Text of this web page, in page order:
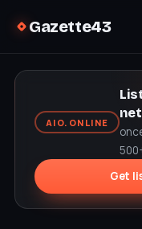
Gazette43
AIO.ONLINE
Get